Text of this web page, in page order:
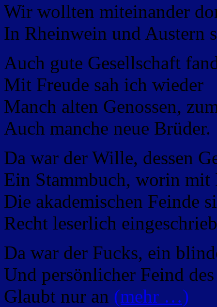
Wir wollten miteinander
In Rheinwein und Austern
Auch gute Gesellschaft
Mit Freude sah ich wieder
Manch alten Genossen,
Auch manche neue Brüder.
Da war der Wille, dessen
Ein Stammbuch, worin mit
Die akademischen Feinde
Recht leserlich
Da war der Fucks, ein
Und persönlicher Feind
Glaubt nur an (mehr …)